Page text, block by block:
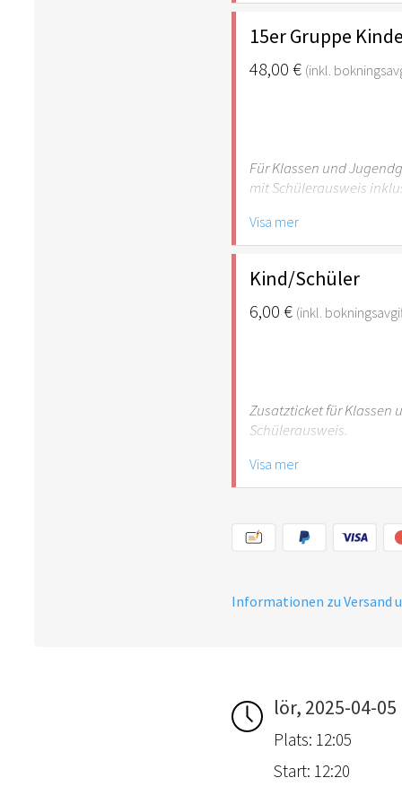
empfehlenswert.
15er Gruppe
48,00 € (inkl.
Für Klassen und
mit Schülerausweis
Hinweis: Für Kinder
empfehlenswert.
Visa mer
Kind/Schüler
6,00 € (inkl.
Zusatzticket für Klassen
Schülerausweis.
Hinweis: Für Kinder
empfehlenswert.
Visa mer
Informationen zu Versand
lör, 2025-04-05
Plats: 12:05
Start: 12:20